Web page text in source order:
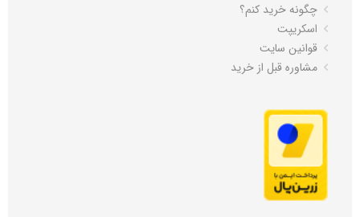
چگونه خرید کنم؟
اسکریپت
قوانین سایت
مشاوره قبل از خرید